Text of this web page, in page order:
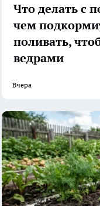
Что делать с
чем
поливать,
ведрами
Вчера